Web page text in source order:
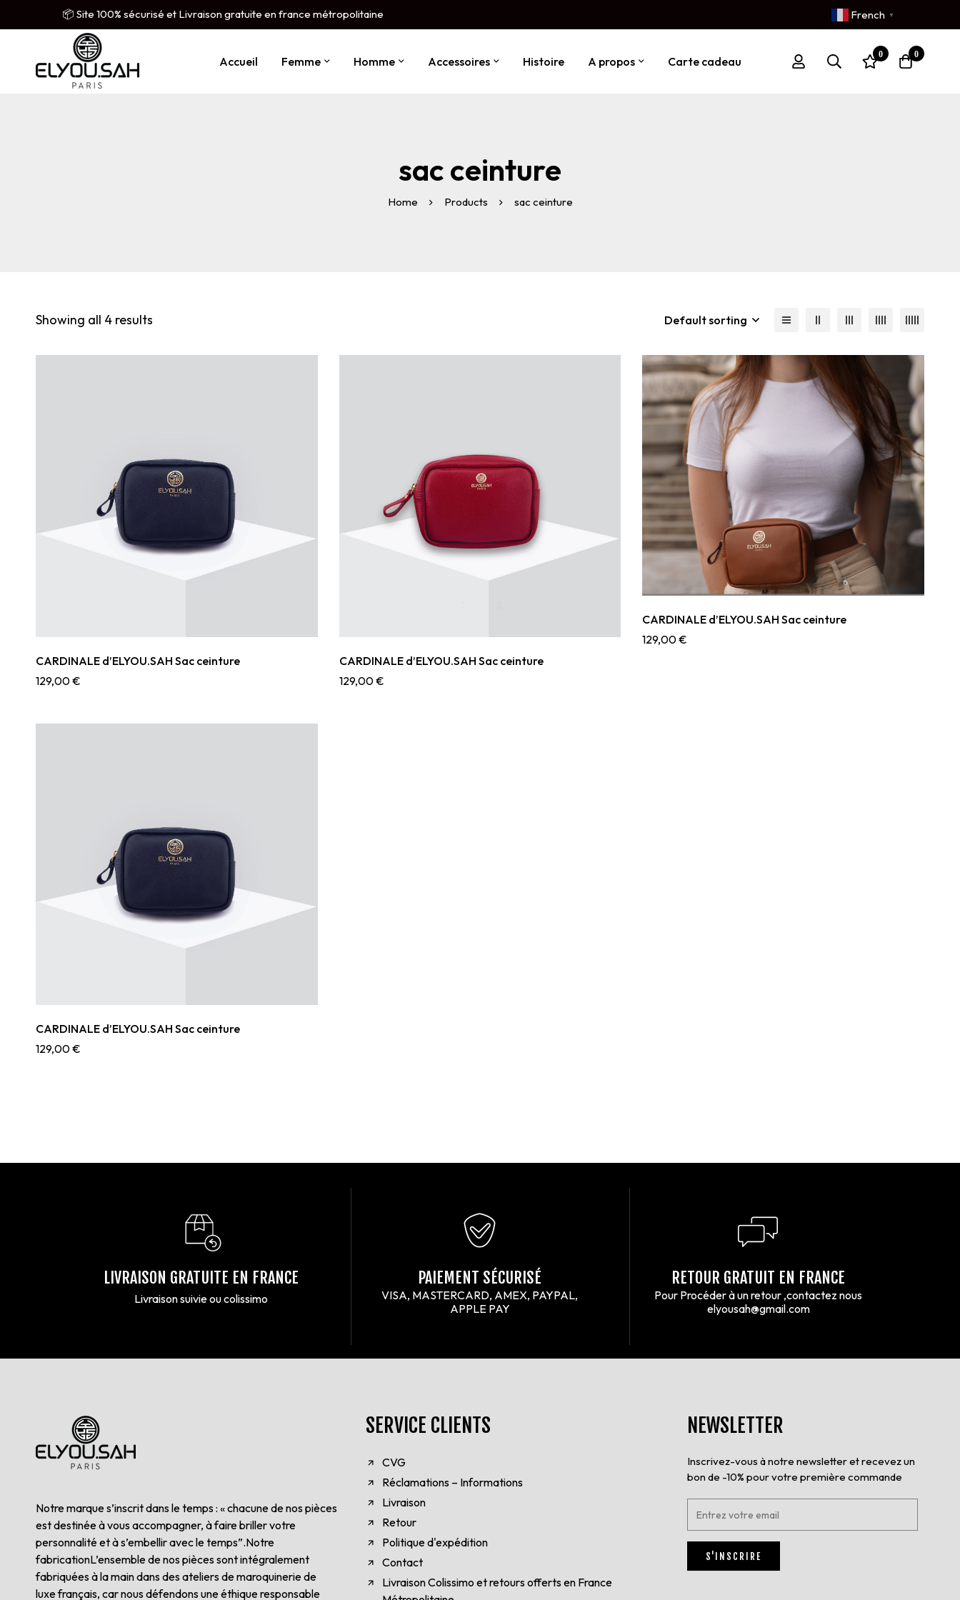
📦 Site 100% sécurisé et Livraison gratuite en france métropolitaine French ▼
Accueil Femme Homme Accessoires Histoire A propos Carte cadeau
0 0
sac ceinture
Home Products sac ceinture
Showing all 4 results Default sorting
CARDINALE d’ELYOU.SAH Sac ceinture
129,00€
CARDINALE d’ELYOU.SAH Sac ceinture
129,00€
CARDINALE d’ELYOU.SAH Sac ceinture
129,00€
CARDINALE d’ELYOU.SAH Sac ceinture
129,00€
LIVRAISON GRATUITE EN FRANCE
Livraison suivie ou colissimo
PAIEMENT SÉCURISÉ
VISA, MASTERCARD, AMEX, PAYPAL,
APPLE PAY
RETOUR GRATUIT EN FRANCE
Pour Procéder à un retour ,contactez nous
elyousah@gmail.com
Notre marque s’inscrit dans le temps : « chacune de nos pièces
est destinée à vous accompagner, à faire briller votre
personnalité et à s’embellir avec le temps”.Notre
fabricationL’ensemble de nos pièces sont intégralement
fabriquées à la main dans des ateliers de maroquinerie de
luxe français, car nous défendons une éthique responsable
SERVICE CLIENTS
CVG
Réclamations – Informations
Livraison
Retour
Politique d'expédition
Contact
Livraison Colissimo et retours offerts en France
NEWSLETTER
Inscrivez-vous à notre newsletter et recevez un
bon de -10% pour votre première commande
t
r
z
S'INSCRIRE